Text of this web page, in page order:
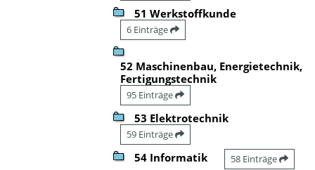
51 Werkstoffkunde
6 Einträge
52 Maschinenbau, Energietechnik,
Fertigungstechnik
95 Einträge
53 Elektrotechnik
59 Einträge
54 Informatik 58 Einträge